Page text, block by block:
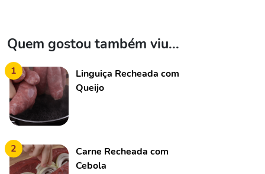
Quem gostou também viu...
1
Linguiça Recheada com
Queijo
2
Carne Recheada com
Cebola